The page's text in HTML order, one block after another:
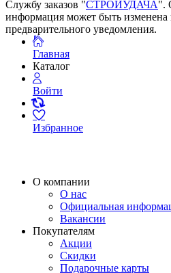
Службу заказов "СТРОЙУДАЧА".
информация может быть изменена
предварительного уведомления.
Главная
Каталог
Войти
Избранное
О компании
О нас
Официальная
Вакансии
Покупателям
Акции
Скидки
Подарочные карты